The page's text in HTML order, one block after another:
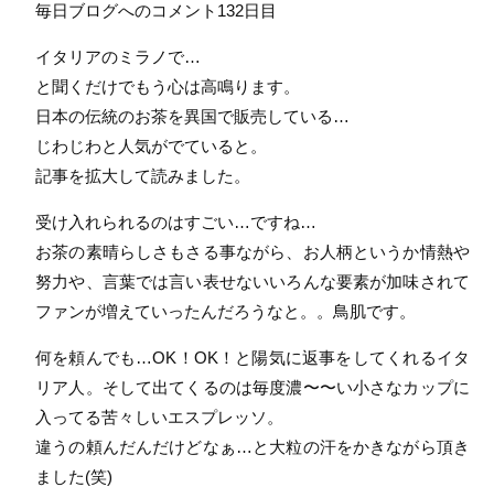
毎日ブログへのコメント132日目
イタリアのミラノで…
と聞くだけでもう心は高鳴ります。
日本の伝統のお茶を異国で販売している…
じわじわと人気がでていると。
記事を拡大して読みました。
受け入れられるのはすごい…ですね…
お茶の素晴らしさもさる事ながら、お人柄というか情熱や
努力や、言葉では言い表せないいろんな要素が加味されて
ファンが増えていったんだろうなと。。鳥肌です。
何を頼んでも…OK！OK！と陽気に返事をしてくれるイタ
リア人。そして出てくるのは毎度濃〜〜い小さなカップに
入ってる苦々しいエスプレッソ。
違うの頼んだんだけどなぁ…と大粒の汗をかきながら頂き
ました(笑)